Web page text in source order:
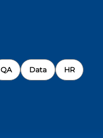
QA Data HR